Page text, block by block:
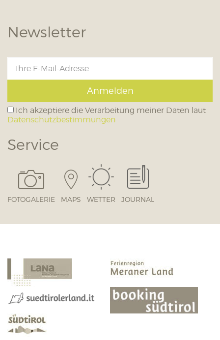
Newsletter
Anmelden
Ich akzeptiere die Verarbeitung meiner Daten laut
Datenschutzbestimmungen
Service
FOTOGALERIE MAPS WETTER JOURNAL